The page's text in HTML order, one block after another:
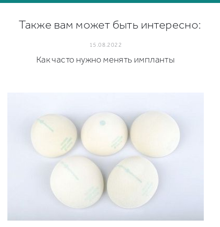
Также вам может быть интересно:
15.08.2022
Как часто нужно менять импланты